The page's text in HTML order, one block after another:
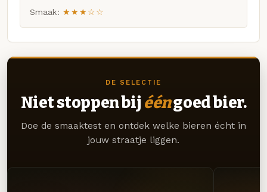
Smaak: ★★★☆☆
DE SELECTIE
Niet stoppen bij ééngoed bier.
Doe de smaaktest en ontdek welke bieren écht in
jouw straatje liggen.